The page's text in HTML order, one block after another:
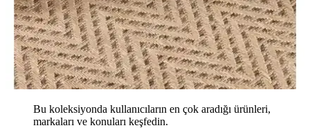
Bu koleksiyonda kullanıcıların en çok aradığı ürünleri,
markaları ve konuları keşfedin.